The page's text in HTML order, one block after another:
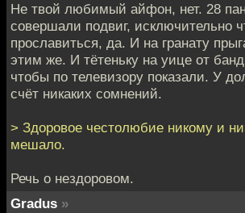
Не твой любимый айфон, нет. 28
совершали подвиг, исключительно
прославиться, да. И на гранату
этим же. И тётеньку на уице от
чтобы по телевизору показали. У
счёт никаких сомнений.
> Здоровое честолюбие никому и
мешало.
Речь о нездоровом.
Gradus »